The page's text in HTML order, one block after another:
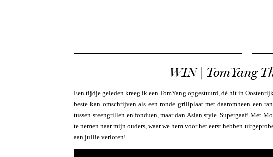
WIN | TomYang
Een tijdje geleden kreeg ik een TomYang opgestuurd, dé hit in
beste kan omschrijven als een ronde grillplaat met daaromheen een
tussen steengrillen en fonduen, maar dan Asian style. Supergaaf! Met
te nemen naar mijn ouders, waar we hem voor het eerst hebben
aan jullie verloten!